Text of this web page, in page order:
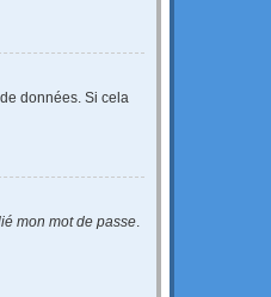
données. Si cela
mon mot de passe